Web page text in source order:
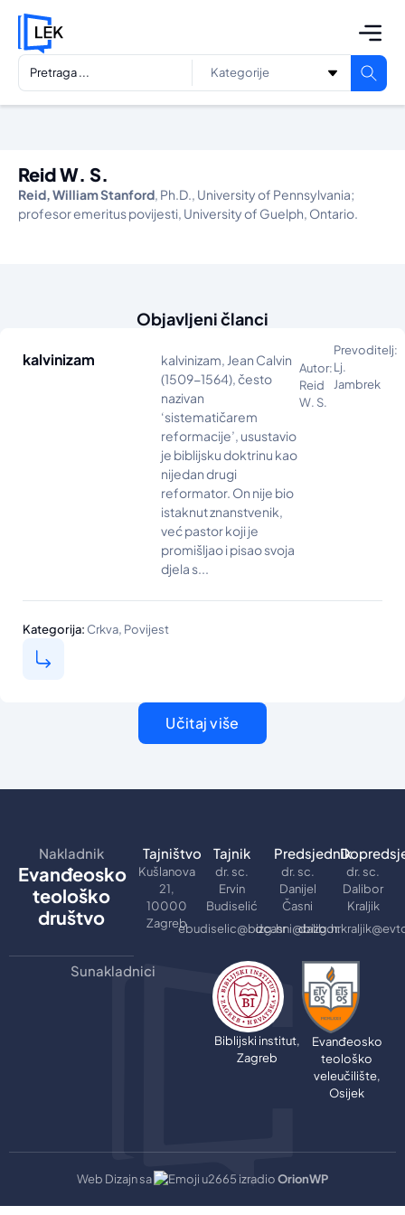
Reid W. S.
Reid, William Stanford, Ph.D., University of Pennsylvania;
profesor emeritus povijesti, University of Guelph, Ontario.
Objavljeni članci
kalvinizam
kalvinizam, Jean Calvin
(1509-1564), često
nazivan
‘sistematičarem
reformacije’, usustavio
je biblijsku doktrinu kao
nijedan drugi
reformator. On nije bio
istaknut znanstvenik,
već pastor koji je
promišljao i pisao svoja
djela s...
Autor:
Reid
W. S.
Prevoditelj:
Lj.
Jambrek
Kategorija: Crkva, Povijest
Učitaj više
Nakladnik
Evanđeosko
teološko
društvo
Tajništvo
Kušlanova
21,
10000
Zagreb
Tajnik
dr. sc.
Ervin
Budiselić
ebudiselic@bizg.hr
Predsjednik
dr. sc.
Danijel
Časni
dcasni@bizg.hr
dr. sc.
Dalibor
Kraljik
Sunakladnici
Biblijski institut,
Zagreb
Evanđeosko
teološko
veleučilište,
Osijek
Web Dizajn sa izradioOrionWP